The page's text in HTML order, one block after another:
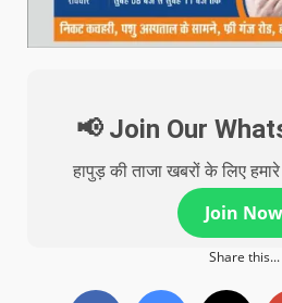
📢 Join Our
हापुड़ की ताजा खबरों के लिए
Join Now
Share this...